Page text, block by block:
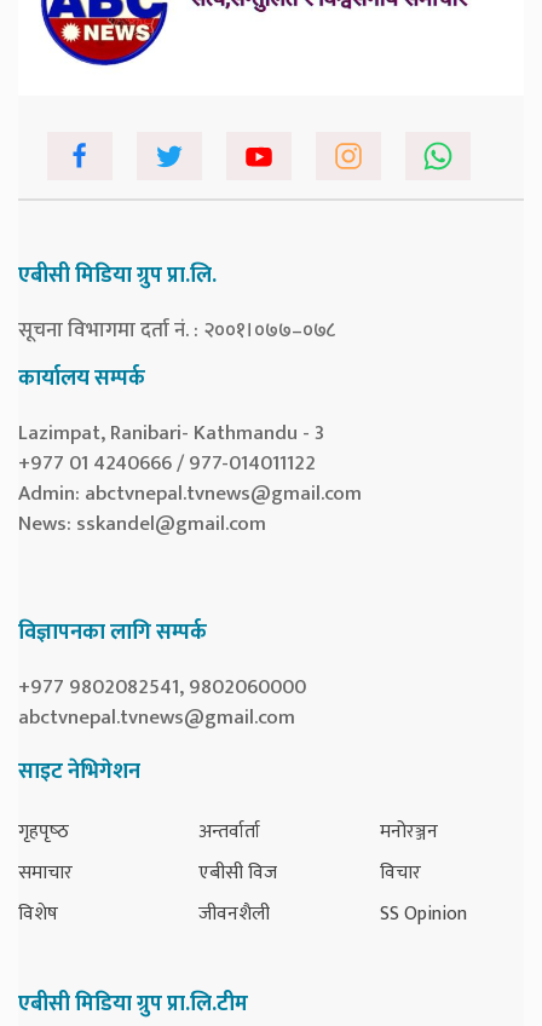
एबीसी मिडिया ग्रुप प्रा.लि.
सूचना विभागमा दर्ता नं. : २००१।०७७–०७८
कार्यालय सम्पर्क
Lazimpat, Ranibari- Kathmandu - 3
+977 01 4240666 / 977-014011122
Admin: abctvnepal.tvnews@gmail.com
News: sskandel@gmail.com
विज्ञापनका लागि सम्पर्क
+977 9802082541, 9802060000
abctvnepal.tvnews@gmail.com
साइट नेभिगेशन
गृहपृष्‍ठ
समाचार
विशेष
अन्तर्वार्ता
एबीसी विज
जीवनशैली
मनोरञ्जन
विचार
SS Opinion
एबीसी मिडिया ग्रुप प्रा.लि.टीम